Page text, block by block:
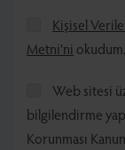
Kişisel
Metni’ni
Web sitesi
bilgilendirme
Korunması